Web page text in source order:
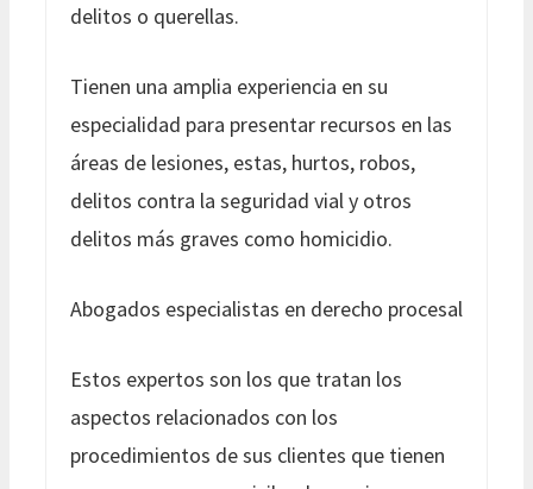
delitos o querellas.
Tienen una amplia experiencia en su
especialidad para presentar recursos en las
áreas de lesiones, estas, hurtos, robos,
delitos contra la seguridad vial y otros
delitos más graves como homicidio.
Abogados especialistas en derecho procesal
Estos expertos son los que tratan los
aspectos relacionados con los
procedimientos de sus clientes que tienen